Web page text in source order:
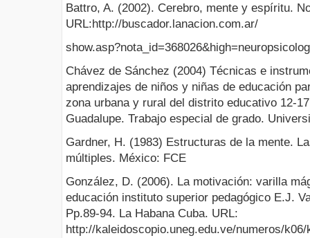
Battro, A. (2002). Cerebro, mente y espíritu.
URL:http://buscador.lanacion.com.ar/
Chávez de Sánchez (2004) Técnicas e
aprendizajes de niños y niñas de educación
zona urbana y rural del distrito educativo 12-
Guadalupe. Trabajo especial de grado.
Gardner, H. (1983) Estructuras de la mente.
múltiples. México: FCE
González, D. (2006). La motivación: varilla
educación instituto superior pedagógico E.J.
Pp.89-94. La Habana Cuba. URL:
http://kaleidoscopio.uneg.edu.ve/numeros/